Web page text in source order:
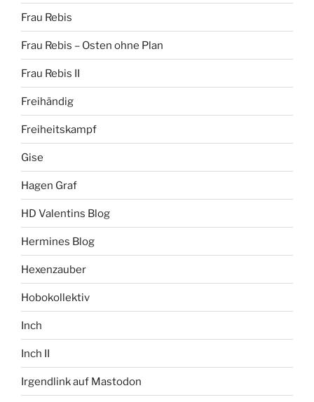
Frau Rebis
Frau Rebis – Osten ohne Plan
Frau Rebis II
Freihändig
Freiheitskampf
Gise
Hagen Graf
HD Valentins Blog
Hermines Blog
Hexenzauber
Hobokollektiv
Inch
Inch II
Irgendlink auf Mastodon